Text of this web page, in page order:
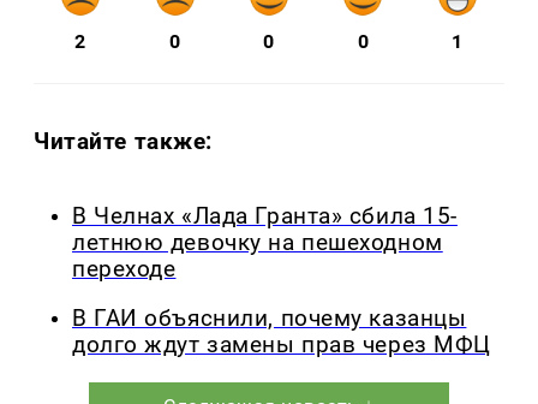
2 0 0 0 1
Читайте также:
В Челнах «Лада Гранта» сбила 15-
летнюю девочку на пешеходном
переходе
В ГАИ объяснили, почему казанцы
долго ждут замены прав через МФЦ